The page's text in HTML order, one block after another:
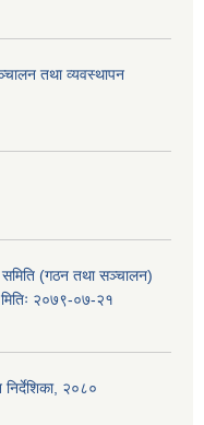
तथा व्यवस्थापन
समिति (गठन तथा सञ्चालन)
मितिः २०७९-०७-२१
२०८०